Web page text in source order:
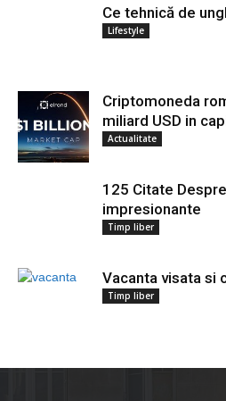
Ce tehnică de
Lifestyle
Criptomoneda
miliard USD in
Actualitate
125 Citate
impresionante
Timp liber
Vacanta visata si
Timp liber